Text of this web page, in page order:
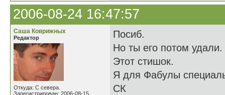
2006-08-24 16:47:57
Саша Коврижных
Редактор
Откуда: С севера.
Зарегистрирован: 2006-08-15
Посиб.
Но ты его потом удали.
Этот стишок.
Я для Фабулы
СК